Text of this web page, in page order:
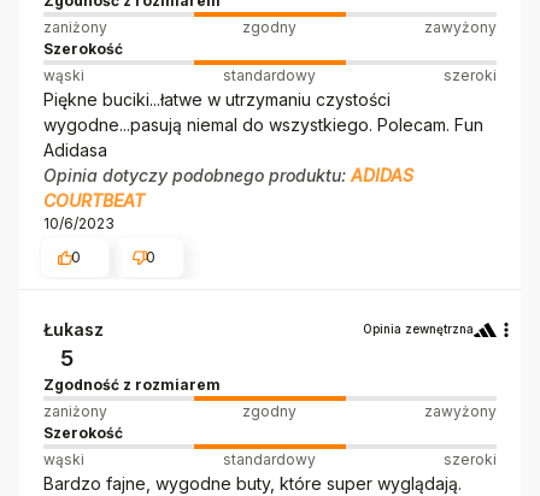
zaniżony
zgodny
zawyżony
Szerokość
wąski
standardowy szeroki
Piękne buciki...łatwe w utrzymaniu czystości
wygodne...pasują niemal do wszystkiego. Polecam. Fun
Adidasa
Opinia dotyczy podobnego produktu: ADIDAS
COURTBEAT
10/6/2023
0
0
Łukasz Opinia zewnętrzna
5
Zgodność z rozmiarem
zaniżony
zgodny
zawyżony
Szerokość
wąski
standardowy szeroki
Bardzo fajne, wygodne buty, które super wyglądają.